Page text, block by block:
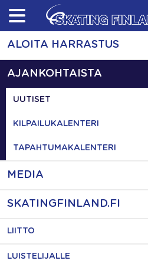
Skip
content
ALOITA HARRASTUS
AJANKOHTAISTA
UUTISET
KILPAILUKALENTERI
TAPAHTUMAKALENTERI
MEDIA
SKATINGFINLAND.FI
LIITTO
LUISTELIJALLE